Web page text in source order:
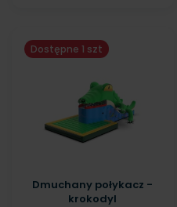
Dostępne 1 szt
Dmuchany połykacz -
krokodyl